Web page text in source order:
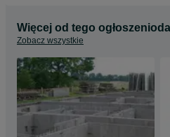
Więcej od tego
Zobacz wszystkie